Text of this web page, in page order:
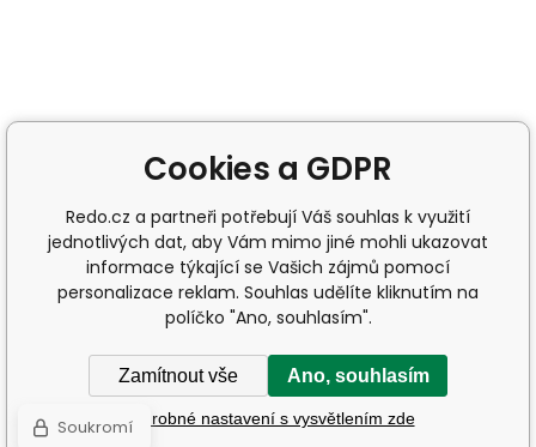
Cookies a GDPR
Redo.cz a partneři potřebují Váš souhlas k využití
jednotlivých dat, aby Vám mimo jiné mohli ukazovat
informace týkající se Vašich zájmů pomocí
personalizace reklam. Souhlas udělíte kliknutím na
políčko "Ano, souhlasím".
Zamítnout vše Ano, souhlasím
Podrobné nastavení s vysvětlením zde
Soukromí